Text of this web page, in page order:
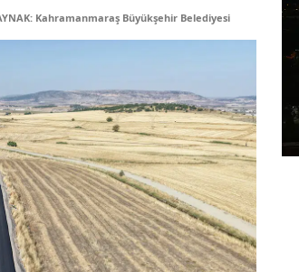
Kahramanmaraş Büyükşehir Belediyesi